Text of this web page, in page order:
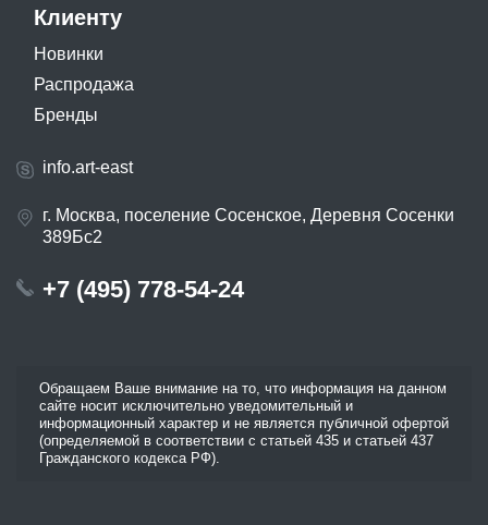
Клиенту
Новинки
Распродажа
Бренды
info.art-east
г. Москва, поселение Сосенское, Деревня Сосенки
389Бс2
+7 (495) 778-54-24
Обращаем Ваше внимание на то, что информация на данном
сайте носит исключительно уведомительный и
информационный характер и не является публичной офертой
(определяемой в соответствии с статьей 435 и статьей 437
Гражданского кодекса РФ).